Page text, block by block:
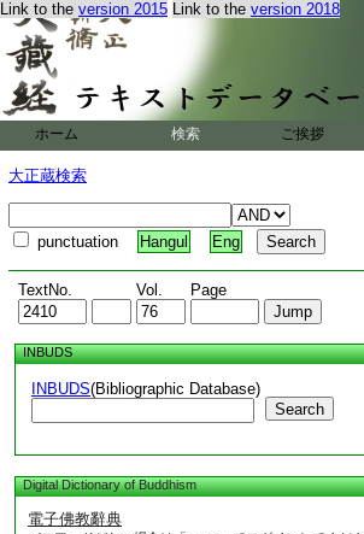
Link to the version 2015 Link to the version 2018
ホーム 検索 ご挨拶
大正蔵検索
punctuation Hangul Eng
TextNo. Vol. Page
INBUDS
INBUDS(Bibliographic Database)
Search
Digital Dictionary of Buddhism
電子佛教辭典